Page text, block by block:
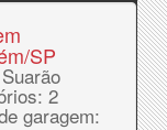
SP
2
garagem: